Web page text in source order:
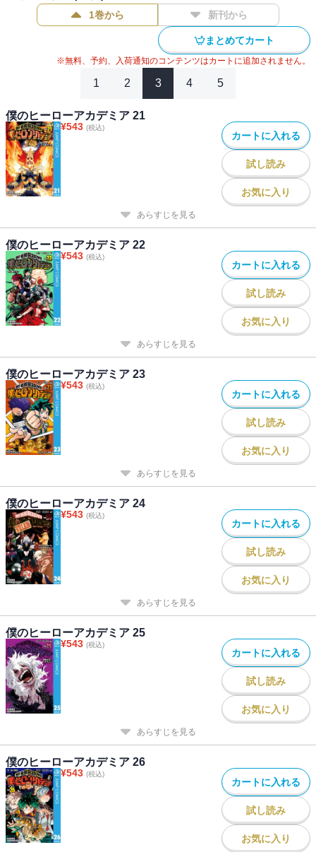
2024年アニメ化 # 2019年アニメ化
2018年アニメ化
2022年アニメ化
2024年映画化
1巻から 新刊から
まとめてカート
※無料、予約、入荷通知のコンテンツはカートに追加されません。
1 2 3 4 5
僕のヒーローアカデミア 21
¥543 (税込)
カートに入れる
試し読み
お気に入り
あらすじを見る
僕のヒーローアカデミア 22
¥543 (税込)
カートに入れる
試し読み
お気に入り
あらすじを見る
僕のヒーローアカデミア 23
¥543 (税込)
カートに入れる
試し読み
お気に入り
あらすじを見る
僕のヒーローアカデミア 24
¥543 (税込)
カートに入れる
試し読み
お気に入り
あらすじを見る
僕のヒーローアカデミア 25
¥543 (税込)
カートに入れる
試し読み
お気に入り
あらすじを見る
僕のヒーローアカデミア 26
¥543 (税込)
カートに入れる
試し読み
お気に入り